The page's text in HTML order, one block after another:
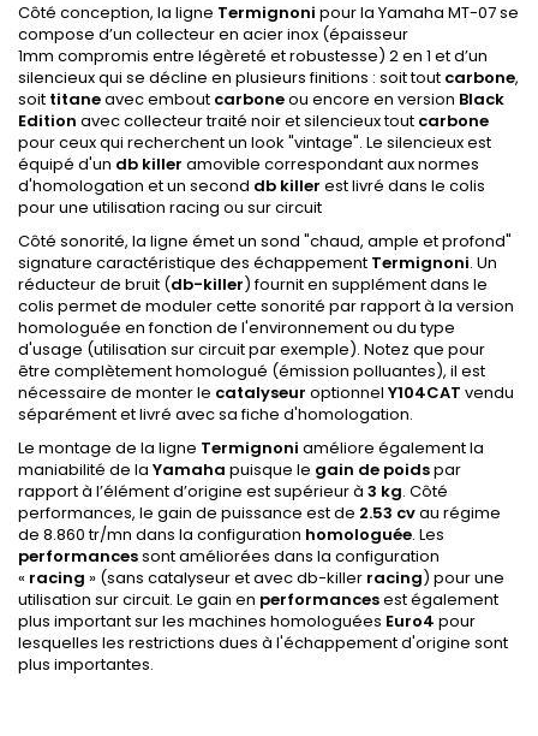
Côté conception, la ligne Termignoni pour la Yamaha MT-07 se
compose d’un collecteur en acier inox (épaisseur
1mm compromis entre légèreté et robustesse) 2 en 1 et d’un
silencieux qui se décline en plusieurs finitions : soit tout carbone,
soit titaneavec embout carboneou encore en version Black
Edition avec collecteur traité noir et silencieux tout carbone
pour ceux qui recherchent un look "vintage". Le silencieux est
équipé d'un db killer amovible correspondant aux normes
d'homologation et un second db killer est livré dans le colis
pour une utilisation racing ou sur circuit
Côté sonorité, la ligne émet un sond "chaud, ample et profond"
signature caractéristique des échappement Termignoni. Un
réducteur de bruit (db-killer) fournit en supplément dans le
colis permet de moduler cette sonorité par rapport à la version
homologuée en fonction de l'environnement ou du type
d'usage (utilisation sur circuit par exemple). Notez que pour
être complètement homologué (émission polluantes), il est
nécessaire de monter le catalyseur optionnel Y104CAT vendu
séparément et livré avec sa fiche d'homologation.
Le montage de la ligne Termignoni améliore également la
maniabilité de la Yamaha puisque le gain de poidspar
rapport à l’élément d’origine est supérieur à 3 kg. Côté
performances, le gain de puissance est de 2.53 cvau régime
de 8.860 tr/mn dans la configuration homologuée. Les
performancessont améliorées dans la configuration
« racing » (sans catalyseur et avec db-killer racing) pour une
utilisation sur circuit. Le gain en performancesest également
plus important sur les machines homologuées Euro4 pour
lesquelles les restrictions dues à l'échappement d'origine sont
plus importantes.